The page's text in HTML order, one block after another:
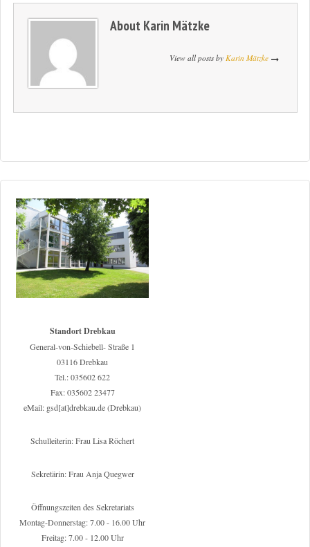
About Karin Mätzke
View all posts by Karin Mätzke
Standort Drebkau
General-von-Schiebell- Straße 1
03116 Drebkau
Tel.: 035602 622
Fax: 035602 23477
eMail: gsd[at]drebkau.de (Drebkau)
Schulleiterin: Frau Lisa Röchert
Sekretärin: Frau Anja Quegwer
Öffnungszeiten des Sekretariats
Montag-Donnerstag: 7.00 - 16.00 Uhr
Freitag: 7.00 - 12.00 Uhr